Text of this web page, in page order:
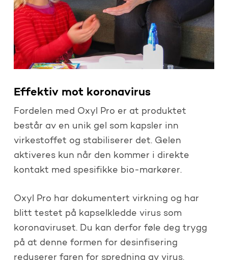
Effektiv mot koronavirus
Fordelen med Oxyl Pro er at produktet
består av en unik gel som kapsler inn
virkestoffet og stabiliserer det. Gelen
aktiveres kun når den kommer i direkte
kontakt med spesifikke bio-markører.
Oxyl Pro har dokumentert virkning og har
blitt testet på kapselkledde virus som
koronaviruset. Du kan derfor føle deg trygg
på at denne formen for desinfisering
reduserer faren for spredning av virus.